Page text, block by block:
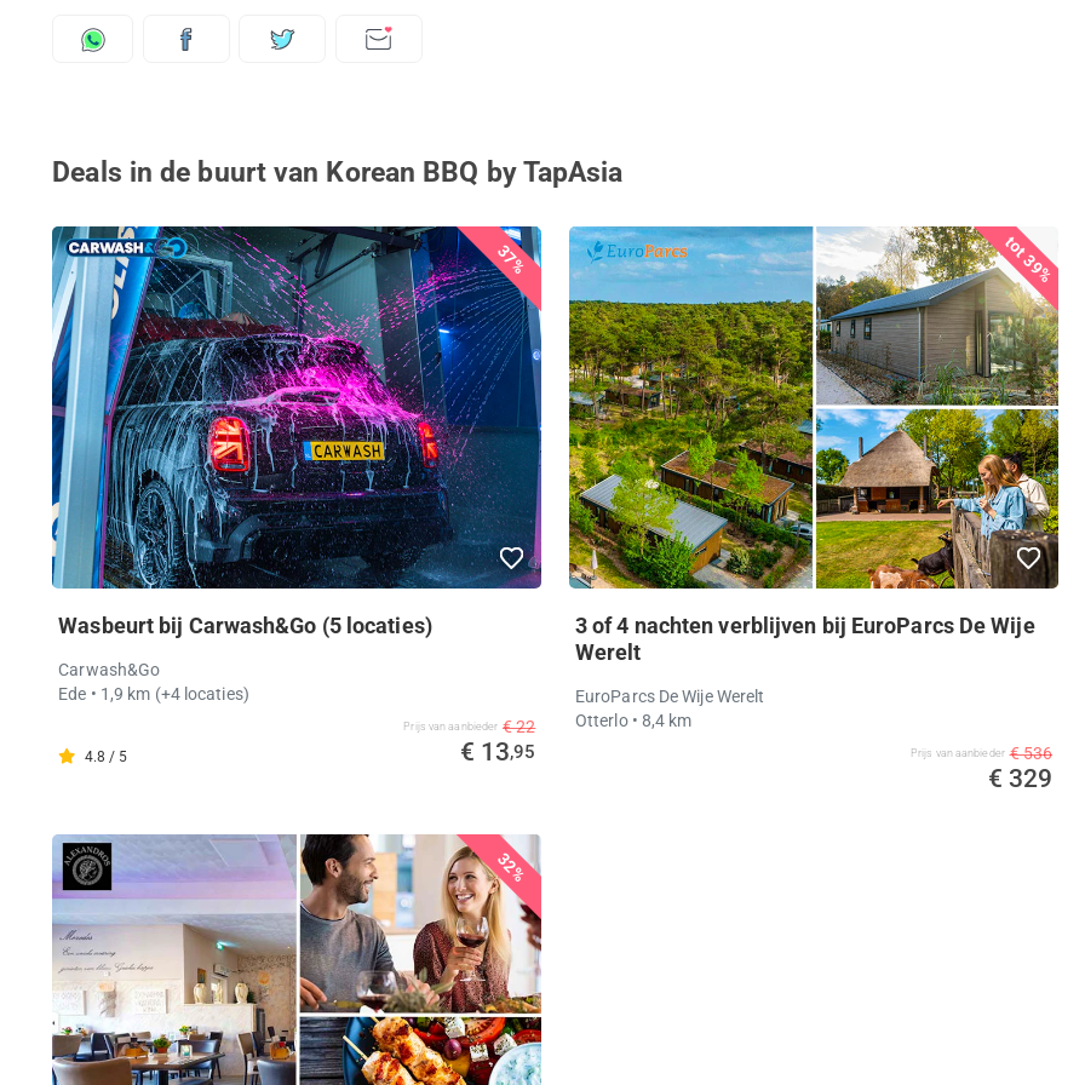
Deals in de buurt van Korean BBQ by TapAsia
37%
Wasbeurt bij Carwash&Go (5 locaties)
Carwash&Go
Ede • 1,9 km (+4 locaties)
4.8 / 5
Prijs van aanbieder € 22
€ 13,95
tot 39%
3 of 4 nachten verblijven bij EuroParcs De Wije
Werelt
EuroParcs De Wije Werelt
Otterlo • 8,4 km
Prijs van aanbieder € 536
€ 329
32%